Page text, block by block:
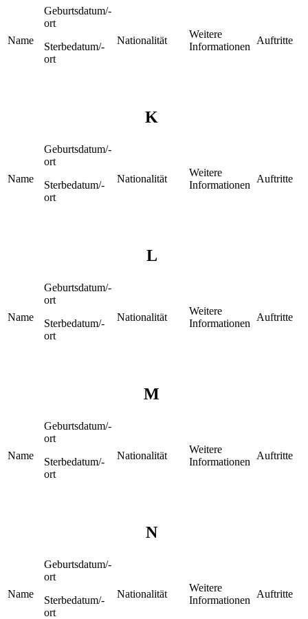
Name
Geburtsdatum/-
ort
Sterbedatum/-
ort
Nationalität
Weitere
Informationen
Auftritte
K
Name
Geburtsdatum/-
ort
Sterbedatum/-
ort
Nationalität
Weitere
Informationen
Auftritte
L
Name
Geburtsdatum/-
ort
Sterbedatum/-
ort
Nationalität
Weitere
Informationen
Auftritte
M
Name
Geburtsdatum/-
ort
Sterbedatum/-
ort
Nationalität
Weitere
Informationen
Auftritte
N
Name
Geburtsdatum/-
ort
Sterbedatum/-
ort
Nationalität
Weitere
Informationen
Auftritte